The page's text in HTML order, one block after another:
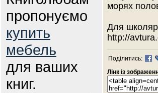
пропонуємо
купить
мебель
для ваших
книг.
морях
Для
http://
Поділитись:
Лінк із